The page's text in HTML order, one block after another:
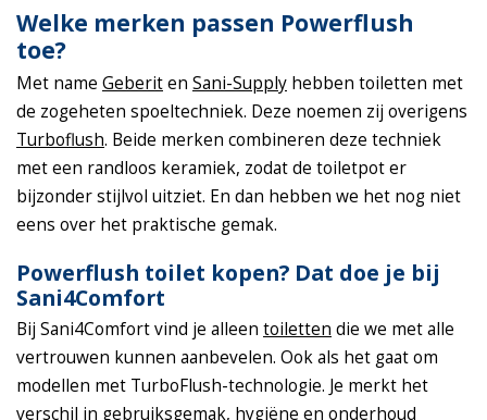
Welke merken passen Powerflush
toe?
Met name Geberiten Sani-Supply hebben toiletten met
de zogeheten spoeltechniek. Deze noemen zij overigens
Turboflush. Beide merken combineren deze techniek
met een randloos keramiek, zodat de toiletpot er
bijzonder stijlvol uitziet. En dan hebben we het nog niet
eens over het praktische gemak.
Powerflush toilet kopen? Dat doe je bij
Sani4Comfort
Bij Sani4Comfort vind je alleen toiletten die we met alle
vertrouwen kunnen aanbevelen. Ook als het gaat om
modellen met TurboFlush-technologie. Je merkt het
verschil in gebruiksgemak, hygiëne en onderhoud